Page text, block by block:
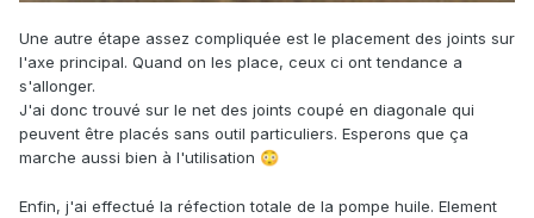
Une autre étape assez compliquée est le placement des joints sur
l'axe principal. Quand on les place, ceux ci ont tendance a
s'allonger.
J'ai donc trouvé sur le net des joints coupé en diagonale qui
peuvent être placés sans outil particuliers. Esperons que ça
marche aussi bien à l'utilisation 😳
Enfin, j'ai effectué la réfection totale de la pompe huile. Element